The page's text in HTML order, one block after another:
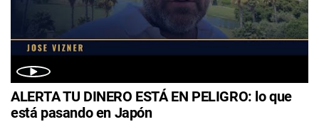
ALERTA TU DINERO ESTÁ EN PELIGRO: lo que
está pasando en Japón